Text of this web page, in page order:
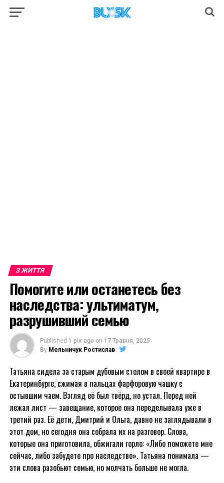
З ЖИТТЯ
Помогите или останетесь без
наследства: ультиматум,
разрушивший семью
Published 1 рік ago on 17 Травня, 2025
By Мельничук Ростислав
Татьяна сидела за старым дубовым столом в своей квартире в
Екатеринбурге, сжимая в пальцах фарфоровую чашку с
остывшим чаем. Взгляд её был твёрд, но устал. Перед ней
лежал лист — завещание, которое она переделывала уже в
третий раз. Её дети, Дмитрий и Ольга, давно не заглядывали в
этот дом, но сегодня она собрала их на разговор. Слова,
которые она приготовила, обжигали горло: «Либо поможете мне
сейчас, либо забудете про наследство». Татьяна понимала —
эти слова разобьют семью, но молчать больше не могла.